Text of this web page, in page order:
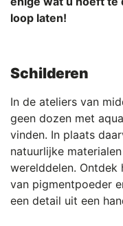
loop laten!
Schilderen
In de ateliers van
geen dozen met
vinden. In plaats
natuurlijke
werelddelen.
van pigmentpoeder
een detail uit een